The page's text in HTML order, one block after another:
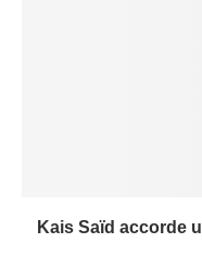
Kais Saïd accorde